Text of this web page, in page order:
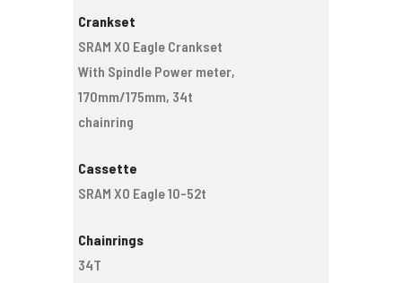
Crankset
SRAM XO Eagle Crankset
With Spindle Power meter,
170mm/175mm, 34t
chainring
Cassette
SRAM XO Eagle 10-52t
Chainrings
34T